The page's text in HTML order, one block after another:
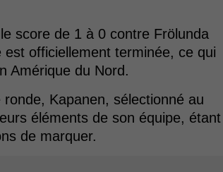
score de 1 à 0 contre Frölunda
est officiellement terminée, ce qui
Amérique du Nord.
Kapanen, sélectionné au
éléments de son équipe, étant
de marquer.